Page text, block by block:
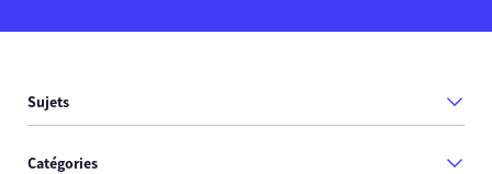
Sujets
Catégories